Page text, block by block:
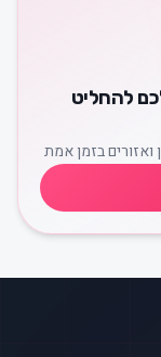
להחליט
בזמן אמת